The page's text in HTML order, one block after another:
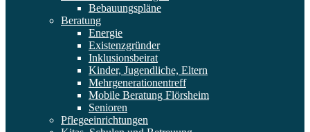
Bebauungspläne
Beratung
Energie
Existenzgründer
Inklusionsbeirat
Kinder, Jugendliche, Eltern
Mehrgenerationentreff
Mobile Beratung Flörsheim
Senioren
Pflegeeinrichtungen